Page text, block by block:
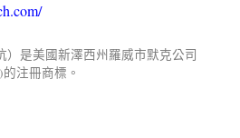
）是美國新澤西州羅威市默克公司
注冊商標。